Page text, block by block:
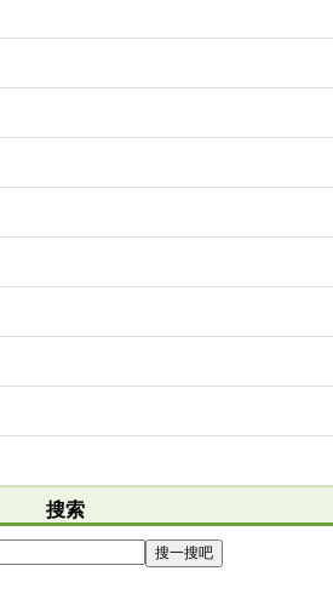
搜索